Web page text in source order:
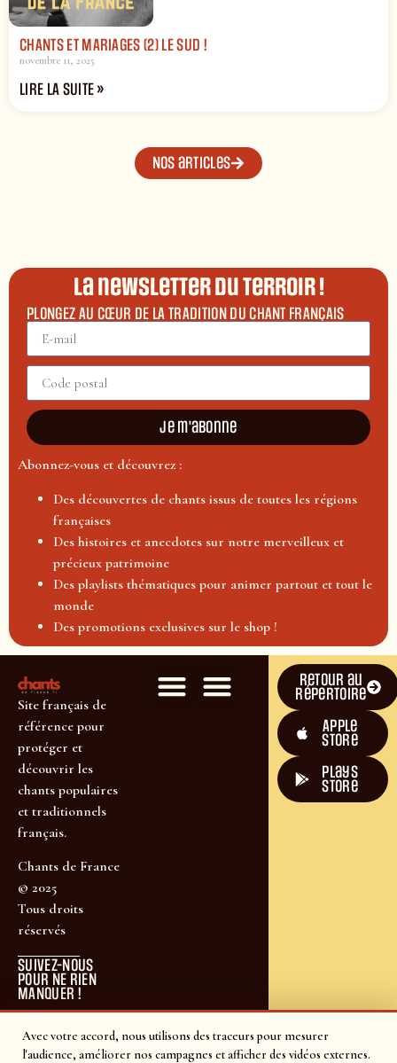
Avec votre accord, nous utilisons des traceurs pour mesurer
l'audience, améliorer nos campagnes et afficher des vidéos externes.
CHANTS ET MARIAGES (2) LE SUD !
novembre 11, 2025
LIRE LA SUITE »
Nos articles
La newsletter du terroir !
PLONGEZ AU CŒUR DE LA TRADITION DU CHANT FRANÇAIS
Je m'abonne
Abonnez-vous et découvrez :
Des découvertes de chants issus de toutes les régions
françaises
Des histoires et anecdotes sur notre merveilleux et
précieux patrimoine
Des playlists thématiques pour animer partout et tout le
monde
Des promotions exclusives sur le shop !
Site français de
référence pour
protéger et
découvrir les
chants populaires
et traditionnels
français.
Chants de France
© 2025
Tous droits
réservés
SUIVEZ-NOUS
POUR NE RIEN
MANQUER !
Retour au
répertoire
Apple
Store
plays
store